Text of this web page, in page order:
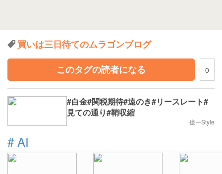
買いは三日待てのムラゴンブログ
このタグの読者になる
0
#白金#関税期待#遠のき#リースレート#
見ての通り#鞘収縮
億ーStyle
# AI